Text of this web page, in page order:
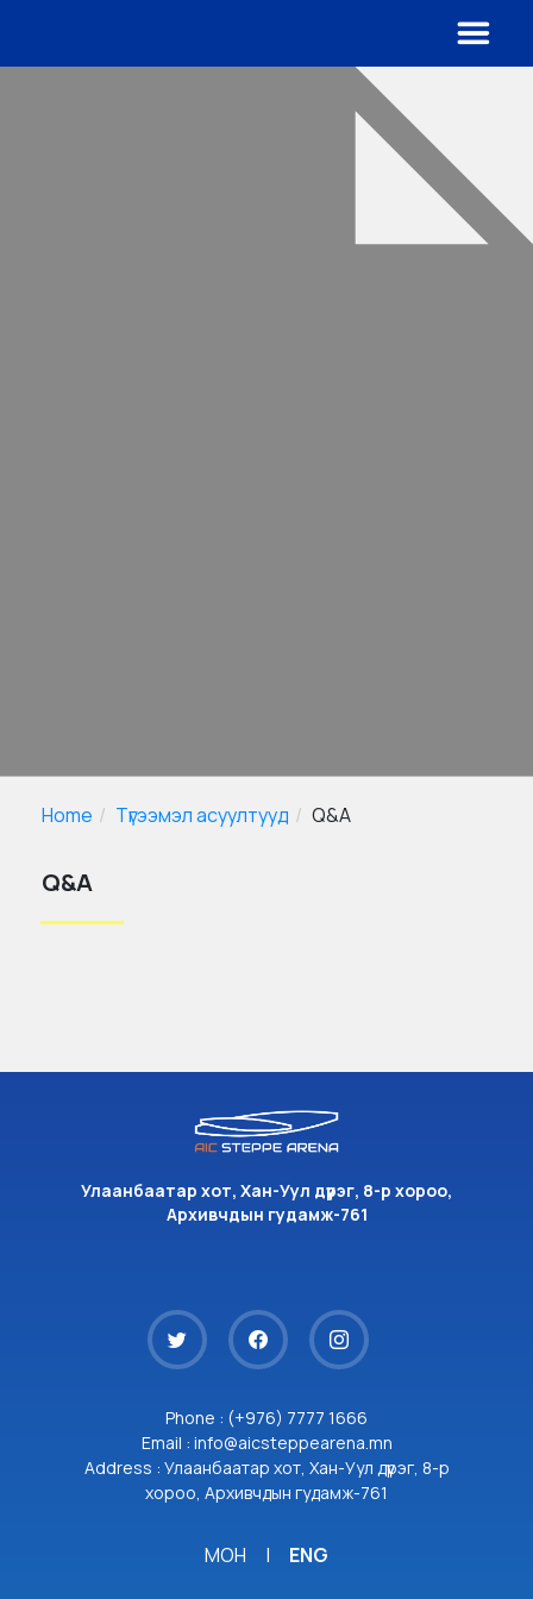
Home Түгээмэл асуултууд Q&A
Q&A
Улаанбаатар хот, Хан-Уул дүүрэг, 8-р хороо,
Архивчдын гудамж-761
Phone : (+976) 7777 1666
Email : info@aicsteppearena.mn
Address : Улаанбаатар хот, Хан-Уул дүүрэг, 8-р
хороо, Архивчдын гудамж-761
МОН | ENG